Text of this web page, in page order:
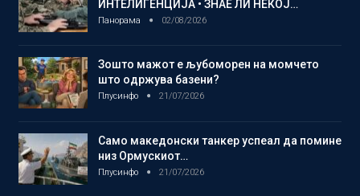
ИНТЕЛИГЕНЦИЈА • ЗНАЕ ЛИ НЕКОЈ…
Панорама 02/08/2026
Зошто мажот е љубоморен на момчето
што одржува базени?
Плусинфо 21/07/2026
Само македонски танкер успеал да помине
низ Ормускиот…
Плусинфо 21/07/2026